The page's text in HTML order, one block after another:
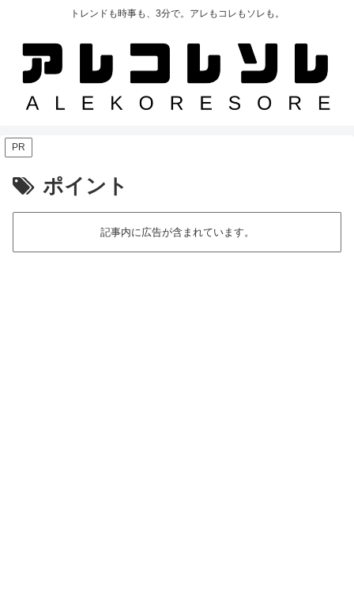
トレンドも時事も、3分で。アレもコレもソレも。
PR
ポイント
記事内に広告が含まれています。